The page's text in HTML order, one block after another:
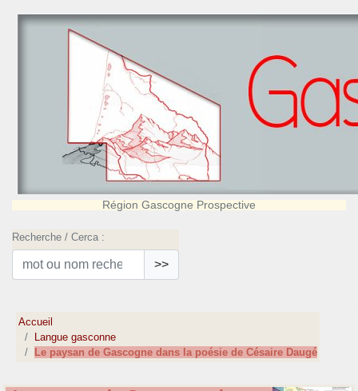
Région Gascogne Prospective
Recherche / Cerca :
>>
Accueil
Langue gasconne
Le paysan de Gascogne dans la poésie de Césaire Daugé